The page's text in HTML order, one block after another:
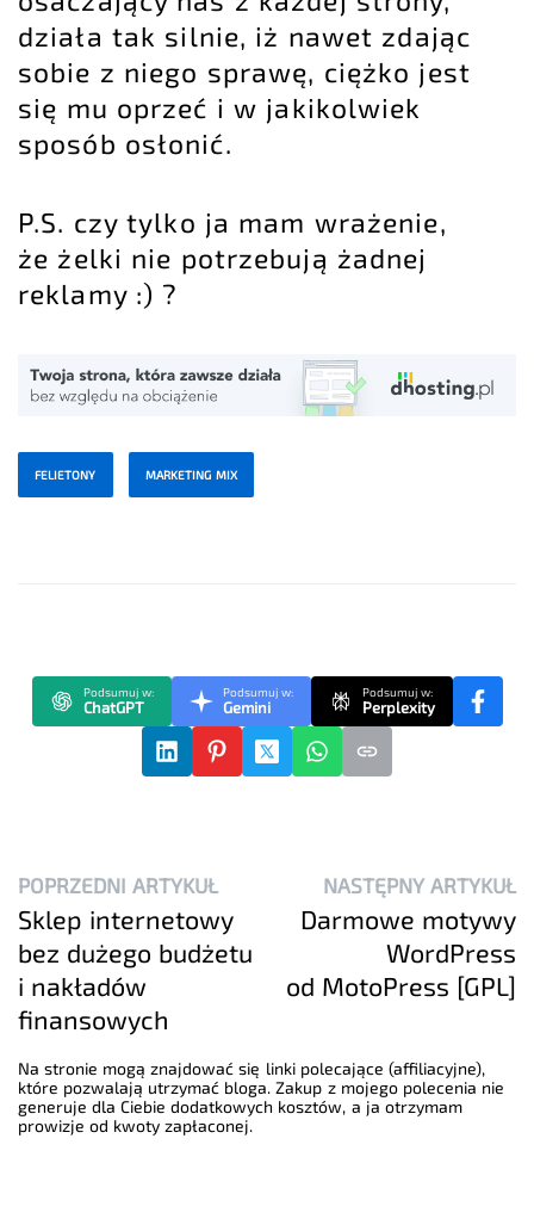
działa tak silnie, iż nawet zdając
sobie z niego sprawę, ciężko jest
się mu oprzeć i w jakikolwiek
sposób osłonić.
P.S. czy tylko ja mam wrażenie,
że żelki nie potrzebują żadnej
reklamy :) ?
FELIETONY MARKETING MIX
Podsumuj w:
ChatGPT
Podsumuj w:
Gemini
Podsumuj w:
Perplexity
POPRZEDNI ARTYKUŁ
Sklep internetowy
bez dużego budżetu
i nakładów
finansowych
NASTĘPNY ARTYKUŁ
Darmowe motywy
WordPress
od MotoPress [GPL]
Na stronie mogą znajdować się linki polecające (affiliacyjne),
które pozwalają utrzymać bloga. Zakup z mojego polecenia nie
generuje dla Ciebie dodatkowych kosztów, a ja otrzymam
prowizje od kwoty zapłaconej.